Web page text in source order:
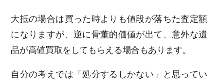
大抵の場合は買った時よりも値段が落ちた査定額
になりますが、逆に骨董的価値が出て、意外な遺
品が高値買取をしてもらえる場合もあります。
自分の考えでは「処分するしかない」と思ってい